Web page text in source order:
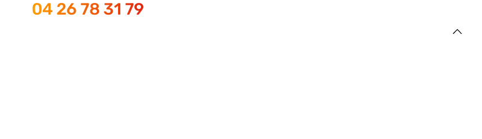
04 26 78 31 79